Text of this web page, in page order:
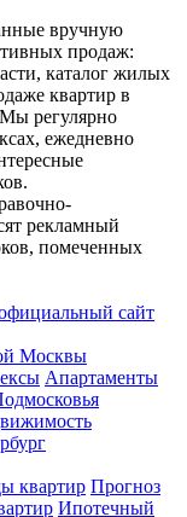
вручную
продаж:
каталог жилых
квартир в
регулярно
ежедневно
рекламный
помеченных
сайт
Москвы
Апартаменты
квартир Прогноз
Ипотечный